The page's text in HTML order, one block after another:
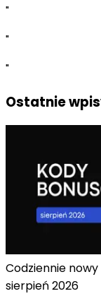
"
"
"
Ostatnie
Codziennie
sierpień 2026